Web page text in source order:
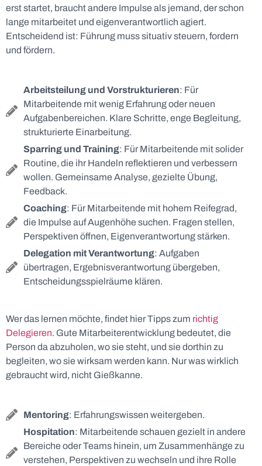
erst startet, braucht andere Impulse als jemand, der schon
lange mitarbeitet und eigenverantwortlich agiert.
Entscheidend ist: Führung muss situativ steuern, fordern
und fördern.
Arbeitsteilung und Vorstrukturieren: Für
Mitarbeitende mit wenig Erfahrung oder neuen
Aufgabenbereichen. Klare Schritte, enge Begleitung,
strukturierte Einarbeitung.
Sparring und Training: Für Mitarbeitende mit solider
Routine, die ihr Handeln reflektieren und verbessern
wollen. Gemeinsame Analyse, gezielte Übung,
Feedback.
Coaching: Für Mitarbeitende mit hohem Reifegrad,
die Impulse auf Augenhöhe suchen. Fragen stellen,
Perspektiven öffnen, Eigenverantwortung stärken.
Delegation mit Verantwortung: Aufgaben
übertragen, Ergebnisverantwortung übergeben,
Entscheidungsspielräume klären.
Wer das lernen möchte, findet hier Tipps zum richtig
Delegieren. Gute Mitarbeiterentwicklung bedeutet, die
Person da abzuholen, wo sie steht, und sie dorthin zu
begleiten, wo sie wirksam werden kann. Nur was wirklich
gebraucht wird, nicht Gießkanne.
Mentoring: Erfahrungswissen weitergeben.
Hospitation: Mitarbeitende schauen gezielt in andere
Bereiche oder Teams hinein, um Zusammenhänge zu
verstehen, Perspektiven zu wechseln und ihre Rolle